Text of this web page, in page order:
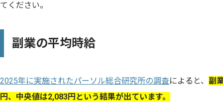
てください。
副業の平均時給
2025年に実施されたパーソル総合研究所の調査によると、 副
円、中央値は2,083円という結果が出ています。